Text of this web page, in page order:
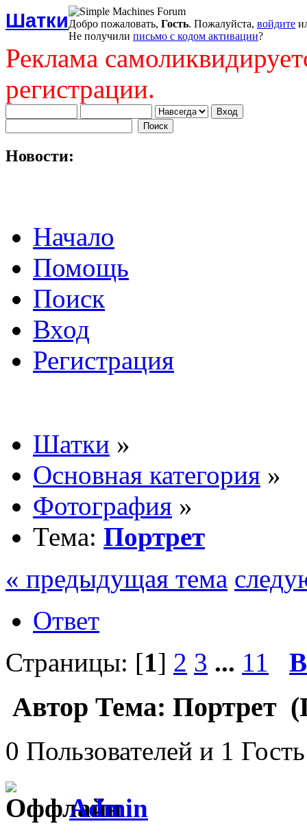
ШаткиДобро пожаловать, Гость. Пожалуйста, войдите
Не получили письмо с кодом активации?
Реклама
регистрации.
Новости:
Начало
Помощь
Поиск
Вход
Регистрация
Шатки »
Основная категория »
Фотография »
Тема: Портрет
« предыдущая тема
Ответ
Страницы: [1] 2 3 ... 11
Автор Тема: Портрет
0 Пользователей и 1
Admin